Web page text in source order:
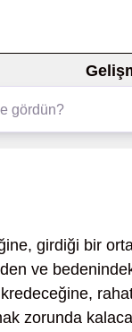
girdiği bir
ve
zorunda